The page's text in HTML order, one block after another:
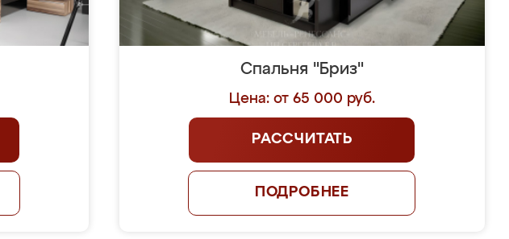
Спальня "Бриз"
Цена: от 65 000 руб.
РАССЧИТАТЬ
ПОДРОБНЕЕ